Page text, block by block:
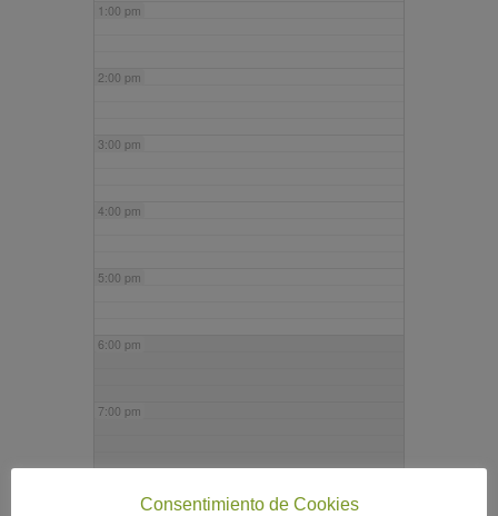
1:00 pm
2:00 pm
3:00 pm
4:00 pm
5:00 pm
6:00 pm
7:00 pm
Consentimiento de Cookies